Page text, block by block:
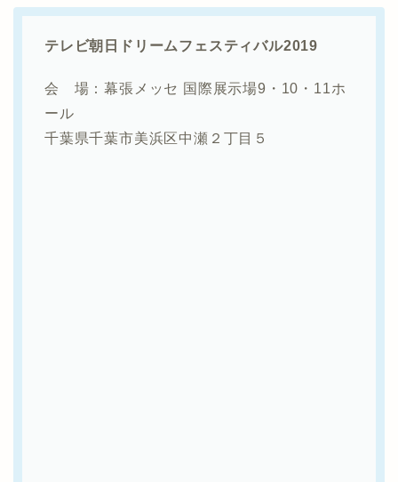
テレビ朝日ドリームフェスティバル2019
会 場：幕張メッセ 国際展示場9・10・11ホ
ール
千葉県千葉市美浜区中瀬２丁目５